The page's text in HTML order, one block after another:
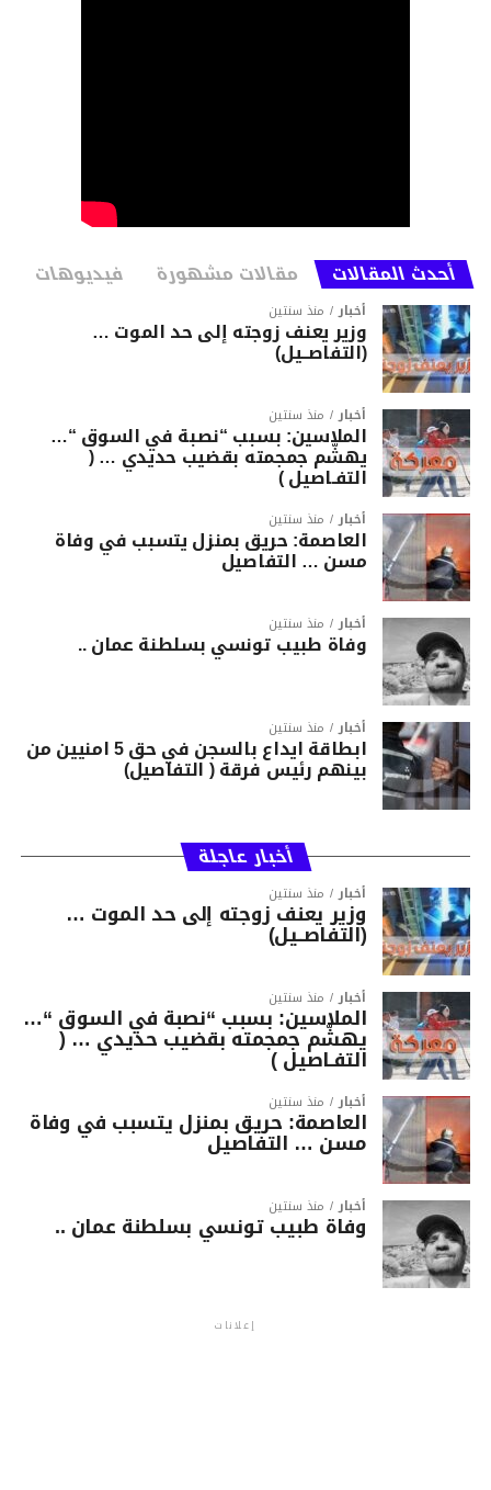
أحدث المقالات مقالات مشهورة فيديوهات
أخبار منذ سنتين
وزير يعنف زوجته إلى حد الموت …
(التفاصــيل)
أخبار منذ سنتين
الملاسين: بسبب “نصبة في السوق “…
يهشّم جمجمته بقضيب حديدي … (
التفـاصيل )
أخبار منذ سنتين
العاصمة: حريق بمنزل يتسبب في وفاة
مسن … التفاصيل
أخبار منذ سنتين
وفاة طبيب تونسي بسلطنة عمان ..
أخبار منذ سنتين
ابطاقة ايداع بالسجن في حق 5 امنيين من
بينهم رئيس فرقة ( التفاصيل)
أخبار عاجلة
أخبار منذ سنتين
وزير يعنف زوجته إلى حد الموت …
(التفاصــيل)
أخبار منذ سنتين
الملاسين: بسبب “نصبة في السوق “…
يهشّم جمجمته بقضيب حديدي … (
التفـاصيل )
أخبار منذ سنتين
العاصمة: حريق بمنزل يتسبب في وفاة
مسن … التفاصيل
أخبار منذ سنتين
وفاة طبيب تونسي بسلطنة عمان ..
إعلانات